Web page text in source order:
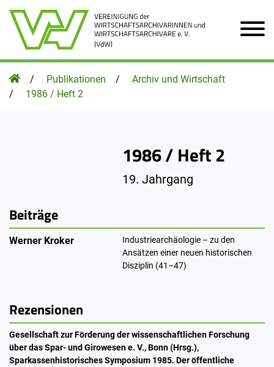
Zum Hauptinhalt der Seite
HomepagePublikationen
Archiv und Wirtschaft
1986 / Heft 2
1986 / Heft 2
19. Jahrgang
Beiträge
Werner Kroker
Industriearchäologie – zu den
Ansätzen einer neuen historischen
Disziplin (41–47)
Rezensionen
Gesellschaft zur Förderung der wissenschaftlichen Forschung
über das Spar- und Girowesen e. V., Bonn (Hrsg.),
Sparkassenhistorisches Symposium 1985. Der öffentliche